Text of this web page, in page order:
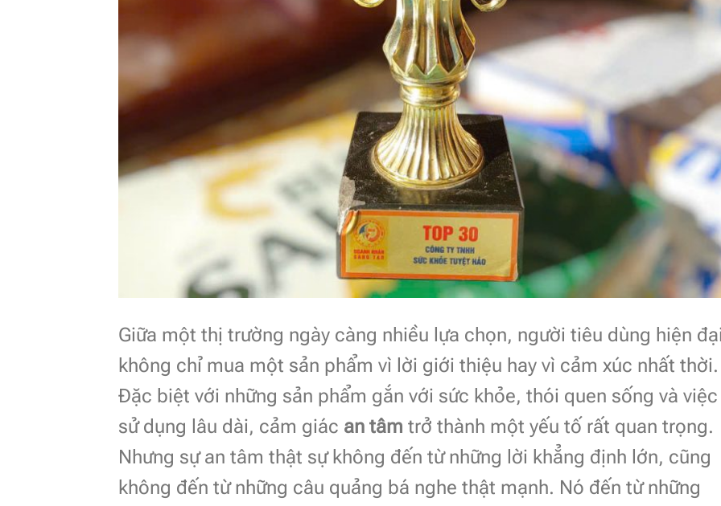
Giữa một thị trường ngày càng nhiều lựa chọn, người tiêu dùng hiện
không chỉ mua một sản phẩm vì lời giới thiệu hay vì cảm xúc nhất thời.
Đặc biệt với những sản phẩm gắn với sức khỏe, thói quen sống và việc
sử dụng lâu dài, cảm giác an tâm trở thành một yếu tố rất quan trọng.
Nhưng sự an tâm thật sự không đến từ những lời khẳng định lớn, cũng
không đến từ những câu quảng bá nghe thật mạnh. Nó đến từ những